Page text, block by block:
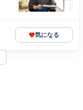
気になる